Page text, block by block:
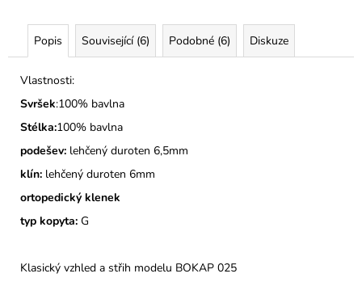
Popis Související (6) Podobné (6) Diskuze
Vlastnosti:
Svršek:100% bavlna
Stélka:100% bavlna
podešev: lehčený duroten 6,5mm
klín: lehčený duroten 6mm
ortopedický klenek
typ kopyta: G
Klasický vzhled a střih modelu BOKAP 025
275